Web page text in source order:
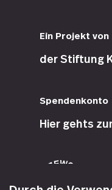
Ein Projekt von
derStiftung
Spendenkonto
Hier gehts